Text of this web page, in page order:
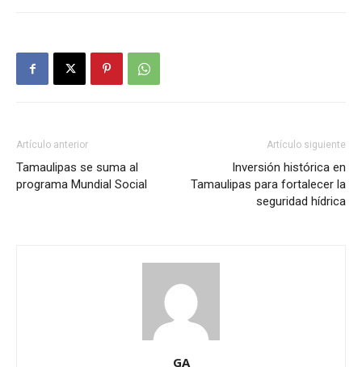
Artículo anterior
Tamaulipas se suma al
programa Mundial Social
Artículo siguiente
Inversión histórica en
Tamaulipas para fortalecer la
seguridad hídrica
GA